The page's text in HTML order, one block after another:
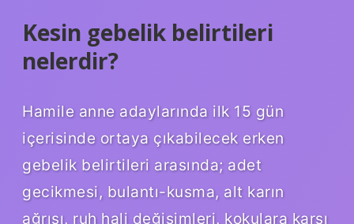
Kesin gebelik belirtileri
nelerdir?
Hamile anne adaylarında ilk 15 gün
içerisinde ortaya çıkabilecek erken
gebelik belirtileri arasında; adet
gecikmesi, bulantı-kusma, alt karın
ağrısı, ruh hali değişimleri, kokulara karşı